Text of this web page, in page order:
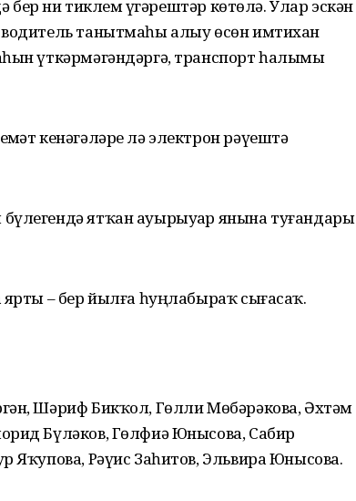
бер ни тиклем үҙгәрештәр көтөлә. Улар эскән
танытмаһы алыу өсөн имтихан
үткәрмәгәндәргә, транспорт һалымы
кенәгәләре лә электрон рәүештә
ятҡан ауырыуҙар янына туғандары
– бер йылға һуңлабыраҡ сығасаҡ.
Шәриф Бикҡол, Гөлли Мөбәрәкова, Әхтәм
Бүләков, Гөлфиә Юнысова, Сабир
Рәүис Заһитов, Эльвира Юнысова.